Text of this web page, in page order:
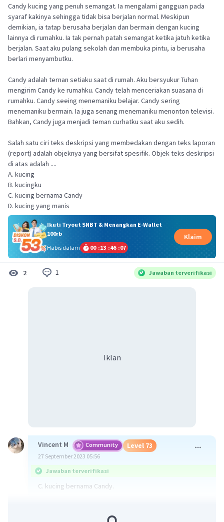
Candy kucing yang penuh semangat. Ia mengalami gangguan pada
syaraf kakinya sehingga tidak bisa berjalan normal. Meskipun
demikian, ia tatap berusaha berjalan dan bermain dengan kucing
lainnya di rumahku. Ia tak pernah patah semangat ketika jatuh ketika
berjalan. Saat aku pulang sekolah dan membuka pintu, ia berusaha
berlari menyambutku.
Candy adalah ternan setiaku saat di rumah. Aku bersyukur Tuhan
mengirim Candy ke rumahku. Candy telah menceriakan suasana di
rumahku. Candy seeing menemaniku belajar. Candy sering
menemaniku bermain. Ia juga senang menemaniku menonton televisi.
Bahkan, Candy juga menjadi teman curhatku saat aku sedih.
Salah satu ciri teks deskripsi yang membedakan dengan teks laporan
(report) adalah objeknya yang bersifat spesifik. Objek teks deskripsi
di atas adalah ....
A. kucing
B. kucingku
C. kucing bernama Candy
D. kucing yang manis
Ikuti Tryout SNBT & Menangkan E-Wallet
100rb
Habis dalam
00 :13 :46 :07
Klaim
2 1 Jawaban terverifikasi
Iklan
Vincent M Community Level 73
27 September 2023 05:56
Jawaban terverifikasi
C. kucing bernama Candy.